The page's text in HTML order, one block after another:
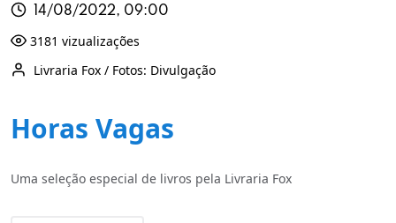
14/08/2022, 09:00
3181 vizualizações
Livraria Fox / Fotos: Divulgação
Horas Vagas
Uma seleção especial de livros pela Livraria Fox